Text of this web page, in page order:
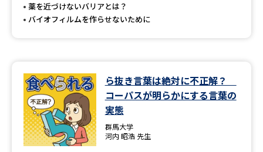
薬を近づけないバリアとは？
バイオフィルムを作らせないために
ら抜き言葉は絶対に不正解？
コーパスが明らかにする言葉の
実態
群馬大学
河内 昭浩 先生